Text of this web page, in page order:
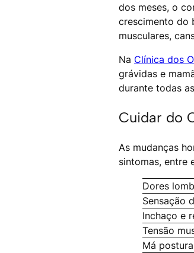
dos meses, o
crescimento do
musculares,
Na Clínica dos
grávidas e
durante todas
Cuidar do
As mudanças
sintomas, entre
Dores
Sensação
Inchaço e
Tensão
Má postura